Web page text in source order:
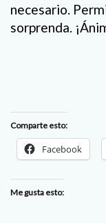
necesario.
sorprenda.
Comparte esto:
Facebook
Me gusta esto: